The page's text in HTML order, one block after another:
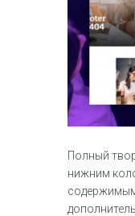
Полный
нижним